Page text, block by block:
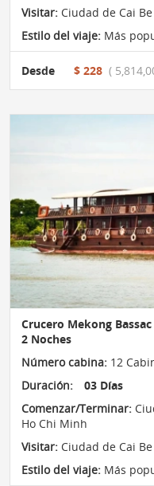
Visitar: Ciudad de Cai
Estilo del viaje: Más
Desde $ 228 (
Crucero Mekong Bassac
2 Noches
Número cabina: 12
Duración:
03 Días
Comenzar/Terminar:
Ho Chi Minh
Visitar: Ciudad de Cai
Estilo del viaje: Más